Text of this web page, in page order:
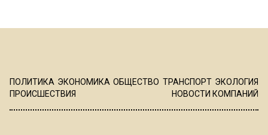
ПОЛИТИКА ЭКОНОМИКА ОБЩЕСТВО ТРАНСПОРТ ЭКОЛОГИЯ
ПРОИСШЕСТВИЯ
НОВОСТИ КОМПАНИЙ